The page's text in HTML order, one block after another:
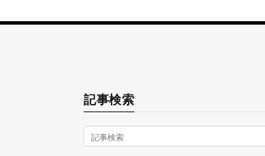
記事検索